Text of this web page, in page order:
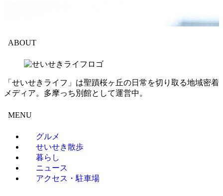
今日もカメラを持って坂道を登ります。
ABOUT
「せいせきライフ」は聖蹟桜ヶ丘の日常を切り取る地域密着
メディア。多摩っち別館として運営中。
MENU
グルメ
せいせき散歩
暮らし
ニュース
アクセス・駐車場